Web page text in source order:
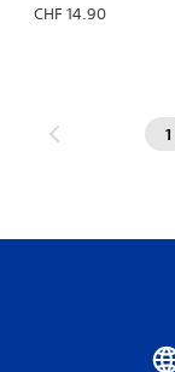
CHF 14.90
1